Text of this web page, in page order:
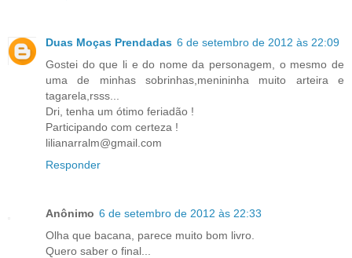
Duas Moças Prendadas 6 de setembro de 2012 às 22:09
Gostei do que li e do nome da personagem, o mesmo de
uma de minhas sobrinhas,menininha muito arteira e
tagarela,rsss...
Dri, tenha um ótimo feriadão !
Participando com certeza !
lilianarralm@gmail.com
Responder
Anônimo 6 de setembro de 2012 às 22:33
Olha que bacana, parece muito bom livro.
Quero saber o final...